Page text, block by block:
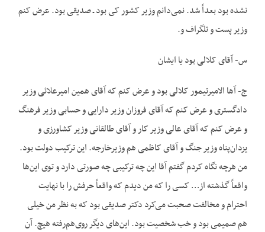
نشده بود بعداً شد. نمی‌دانم وزیر کشور کی بود ـ صدیقی بود. عرض کنم
وزیر پست و تلگراف و.
س- آقای کلالی بود یا ایشان
ج- آها الامیرتیمور کلالی بود و عرض کنم که آقای همین امیرعلائی وزیر
دادگستری و عرض کنم که آقای فروزان وزیر دارایی و حسابی وزیر فرهنگ
و عرض کنم که آقای عالی وزیر کار و آقای طالقانی وزیر کشاورزی و
یزدان‌پناه وزیر جنگ و آقای کاظمی هم وزیرخارجه. این ترکیب دولت بود.
من هرچه نگاه کردم گفتم آقا این چه ترکیبی چه صورتی دارد و توی این‌ها
واقعاً گذشته از… کسی را که من دیدم که واقعاً حرفش را با نهایت
احترام و مخالفت صحبت می‌کرد دکتر صدیقی بود که به نظر من خیلی
هم صمیمی بود و خب شخصیت بود. این‌های دیگر روی‌هم‌رفته هیچ. آن